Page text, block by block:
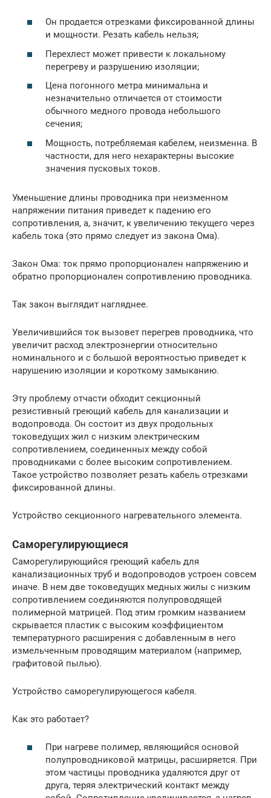
Он продается отрезками фиксированной длины
и мощности. Резать кабель нельзя;
Перехлест может привести к локальному
перегреву и разрушению изоляции;
Цена погонного метра минимальна и
незначительно отличается от стоимости
обычного медного провода небольшого
сечения;
Мощность, потребляемая кабелем, неизменна. В
частности, для него нехарактерны высокие
значения пусковых токов.
Уменьшение длины проводника при неизменном
напряжении питания приведет к падению его
сопротивления, а, значит, к увеличению текущего через
кабель тока (это прямо следует из закона Ома).
Закон Ома: ток прямо пропорционален напряжению и
обратно пропорционален сопротивлению проводника.
Так закон выглядит нагляднее.
Увеличившийся ток вызовет перегрев проводника, что
увеличит расход электроэнергии относительно
номинального и с большой вероятностью приведет к
нарушению изоляции и короткому замыканию.
Эту проблему отчасти обходит секционный
резистивный греющий кабель для канализации и
водопровода. Он состоит из двух продольных
токоведущих жил с низким электрическим
сопротивлением, соединенных между собой
проводниками с более высоким сопротивлением.
Такое устройство позволяет резать кабель отрезками
фиксированной длины.
Устройство секционного нагревательного элемента.
Саморегулирующиеся
Саморегулирующийся греющий кабель для
канализационных труб и водопроводов устроен совсем
иначе. В нем две токоведущих медных жилы с низким
сопротивлением соединяются полупроводящей
полимерной матрицей. Под этим громким названием
скрывается пластик с высоким коэффициентом
температурного расширения с добавленным в него
измельченным проводящим материалом (например,
графитовой пылью).
Устройство саморегулирующегося кабеля.
Как это работает?
При нагреве полимер, являющийся основой
полупроводниковой матрицы, расширяется. При
этом частицы проводника удаляются друг от
друга, теряя электрический контакт между